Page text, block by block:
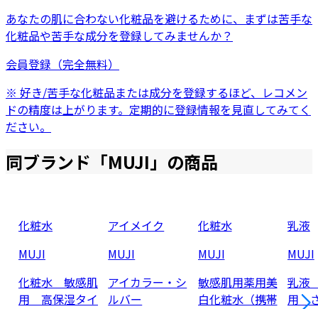
あなたの肌に合わない化粧品を避けるために、まずは苦手な
化粧品や苦手な成分を登録してみませんか？
会員登録（完全無料）
※ 好き/苦手な化粧品または成分を登録するほど、レコメン
ドの精度は上がります。定期的に登録情報を見直してみてく
ださい。
同ブランド「MUJI」の商品
化粧水
MUJI
化粧水 敏感肌
用 高保湿タイ
アイメイク
MUJI
アイカラー・シ
ルバー
化粧水
MUJI
敏感肌用薬用美
白化粧水（携帯
乳液
MUJI
乳液
用